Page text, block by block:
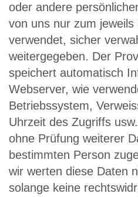
oder andere
von uns nur zum
verwendet, sicher
weitergegeben. Der
speichert automatisch
Webserver, wie
Betriebssystem,
Uhrzeit des Zugriffs
ohne Prüfung weiterer
bestimmten Person
wir werten diese Daten
solange keine